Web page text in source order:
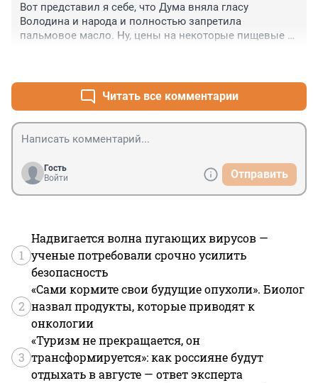
Вот представил я себе, что Дума вняла гласу
Володина и народа и полностью запретила
пальмовое масло. Ну, цены на некоторые пищевые и
Читать все комментарии
Гость
Войти
Отправить
1
Надвигается волна пугающих вирусов —
ученые потребовали срочно усилить
безопасность
2
«Сами кормите свои будущие опухоли». Биолог
назвал продукты, которые приводят к
онкологии
3
«Туризм не прекращается, он
трансформируется»: как россияне будут
отдыхать в августе — ответ эксперта